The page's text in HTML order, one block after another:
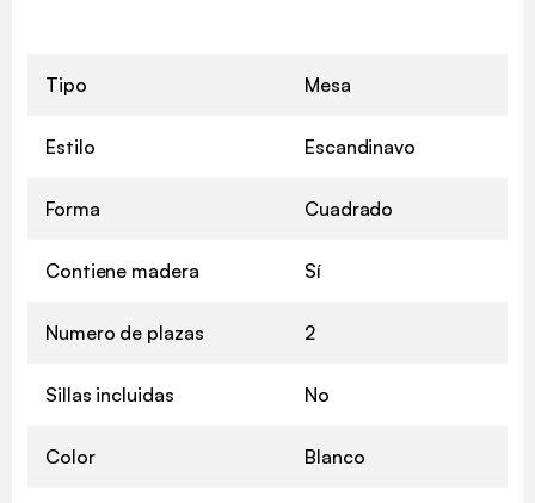
Tipo Mesa
Estilo Escandinavo
Forma Cuadrado
Contiene madera Sí
Numero de plazas 2
Sillas incluidas No
Color Blanco